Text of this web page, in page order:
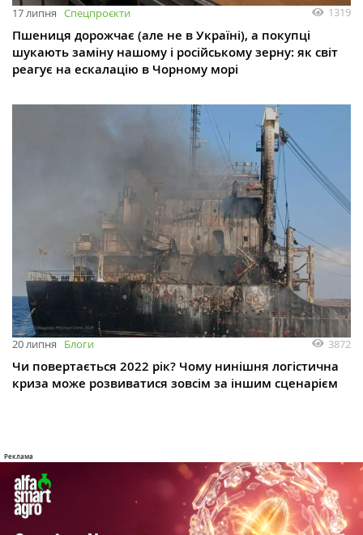
17 липня Спецпроєкти 1319
Пшениця дорожчає (але не в Україні), а покупці
шукають заміну нашому і російському зерну: як світ
реагує на ескалацію в Чорному морі
20 липня Блоги 3872
Чи повертається 2022 рік? Чому нинішня логістична
криза може розвиватися зовсім за іншим сценарієм